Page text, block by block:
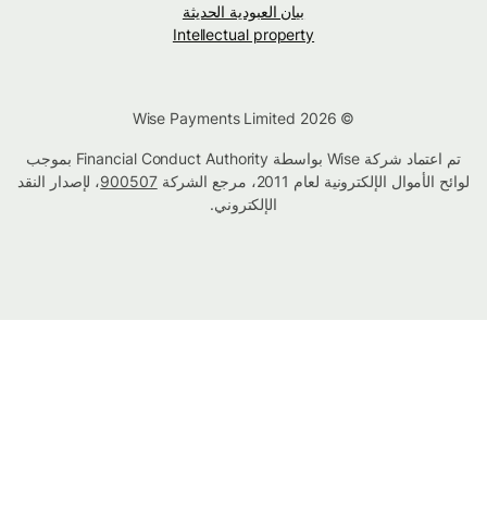
بيان العبودية الحديثة
Intellectual property
تم اعتماد شركة Wise بواسطة Financial Conduct Authority بموجب
لوائح الأموال الإلكترونية لعام 2011، مرجع الشركة
900507، لإصدار النقد
الإلكتروني.